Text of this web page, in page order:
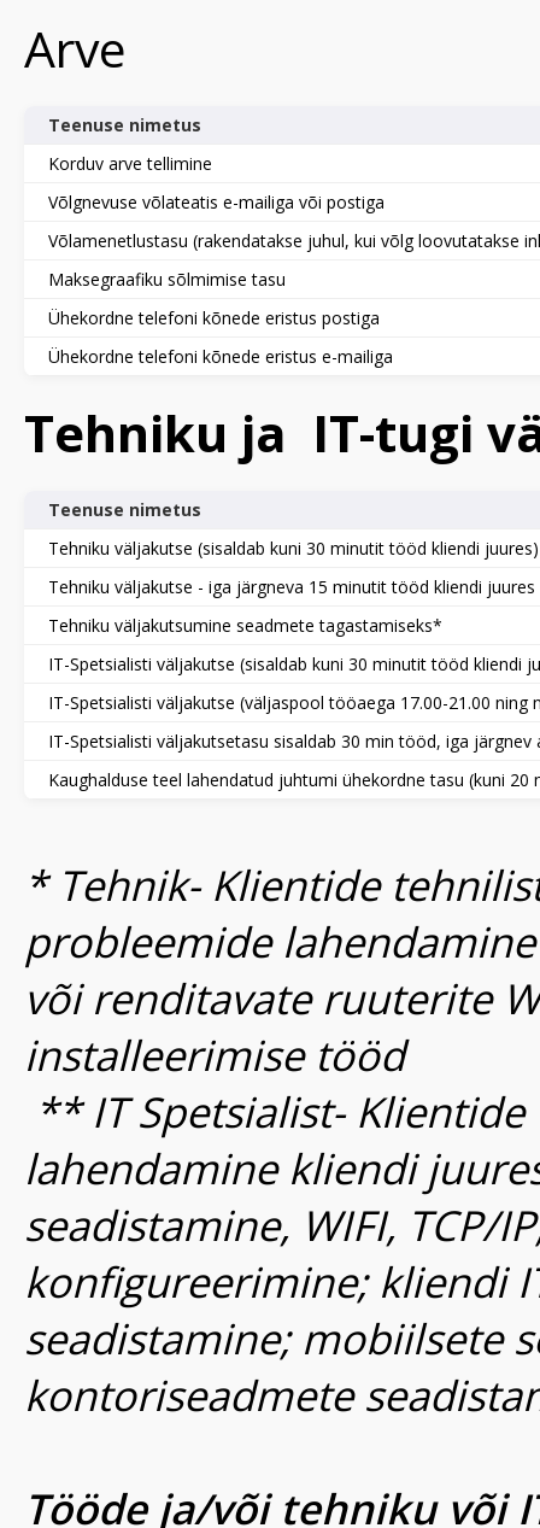
Arve
Teenuse nimetus
Korduv arve tellimine
Võlgnevuse võlateatis e-mailiga või postiga
Võlamenetlustasu (rakendatakse juhul, kui võlg loovutatakse
Maksegraafiku sõlmimise tasu
Ühekordne telefoni kõnede eristus postiga
Ühekordne telefoni kõnede eristus e-mailiga
Tehniku ja IT-tugi
Teenuse nimetus
Tehniku väljakutse (sisaldab kuni 30 minutit tööd kliendi
Tehniku väljakutse - iga järgneva 15 minutit tööd kliendi
Tehniku väljakutsumine seadmete tagastamiseks*
IT-Spetsialisti väljakutse (sisaldab kuni 30 minutit tööd kliendi
IT-Spetsialisti väljakutse (väljaspool tööaega 17.00-21.00 ning
IT-Spetsialisti väljakutsetasu sisaldab 30 min tööd, iga
Kaughalduse teel lahendatud juhtumi ühekordne tasu (kuni
* Tehnik- Klientide
probleemide
või renditavate ruuterite
installeerimise tööd
** IT Spetsialist-
lahendamine kliendi
seadistamine, WIFI, TCP/
konfigureerimine; kliendi
seadistamine; mobiilsete
kontoriseadmete
Tööde ja/või tehniku või